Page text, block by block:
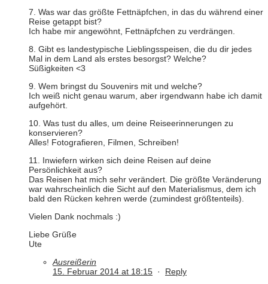
7. Was war das größte Fettnäpfchen, in das du während einer
Reise getappt bist?
Ich habe mir angewöhnt, Fettnäpfchen zu verdrängen.
8. Gibt es landestypische Lieblingsspeisen, die du dir jedes
Mal in dem Land als erstes besorgst? Welche?
Süßigkeiten <3
9. Wem bringst du Souvenirs mit und welche?
Ich weiß nicht genau warum, aber irgendwann habe ich damit
aufgehört.
10. Was tust du alles, um deine Reiseerinnerungen zu
konservieren?
Alles! Fotografieren, Filmen, Schreiben!
11. Inwiefern wirken sich deine Reisen auf deine
Persönlichkeit aus?
Das Reisen hat mich sehr verändert. Die größte Veränderung
war wahrscheinlich die Sicht auf den Materialismus, dem ich
bald den Rücken kehren werde (zumindest größtenteils).
Vielen Dank nochmals :)
Liebe Grüße
Ute
Ausreißerin
15. Februar 2014 at 18:15 · Reply